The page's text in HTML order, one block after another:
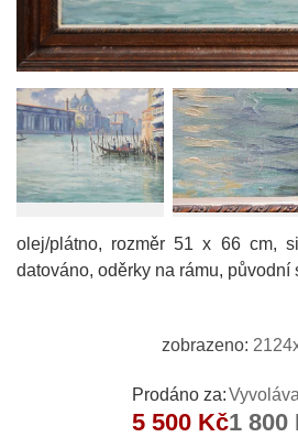
olej/plátno, rozměr 51 x 66 cm,
datováno, oděrky na rámu, původní
zobrazeno:
Prodáno za:
5 500 Kč1 800